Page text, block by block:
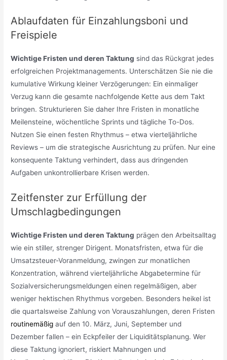
Ablaufdaten für Einzahlungsboni und
Freispiele
Wichtige Fristen und deren Taktung sind das Rückgrat jedes
erfolgreichen Projektmanagements. Unterschätzen Sie nie die
kumulative Wirkung kleiner Verzögerungen: Ein einmaliger
Verzug kann die gesamte nachfolgende Kette aus dem Takt
bringen. Strukturieren Sie daher Ihre Fristen in monatliche
Meilensteine, wöchentliche Sprints und tägliche To-Dos.
Nutzen Sie einen festen Rhythmus – etwa vierteljährliche
Reviews – um die strategische Ausrichtung zu prüfen. Nur eine
konsequente Taktung verhindert, dass aus dringenden
Aufgaben unkontrollierbare Krisen werden.
Zeitfenster zur Erfüllung der
Umschlagbedingungen
Wichtige Fristen und deren Taktung prägen den Arbeitsalltag
wie ein stiller, strenger Dirigent. Monatsfristen, etwa für die
Umsatzsteuer-Voranmeldung, zwingen zur monatlichen
Konzentration, während vierteljährliche Abgabetermine für
Sozialversicherungsmeldungen einen regelmäßigen, aber
weniger hektischen Rhythmus vorgeben. Besonders heikel ist
die quartalsweise Zahlung von Vorauszahlungen, deren Fristen
routinemäßig auf den 10. März, Juni, September und
Dezember fallen – ein Eckpfeiler der Liquiditätsplanung. Wer
diese Taktung ignoriert, riskiert Mahnungen und